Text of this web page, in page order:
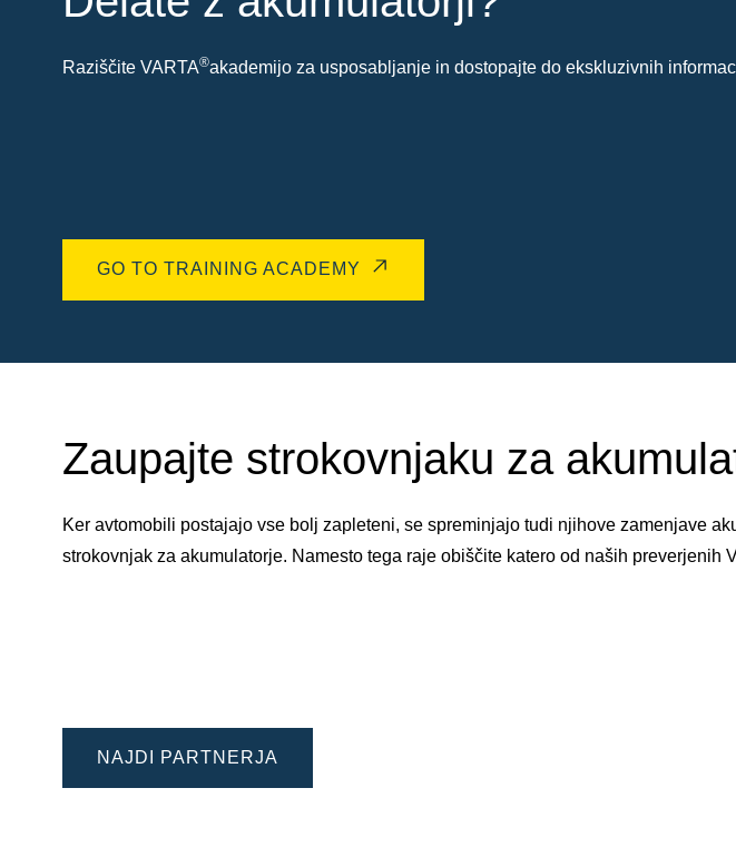
Raziščite VARTA®akademijo za usposabljanje in dostopajte do ekskluzivnih
GO TO TRAINING ACADEMY
Zaupajte strokovnjaku za
Ker avtomobili postajajo vse bolj zapleteni, se spreminjajo tudi njihove zamenjave
strokovnjak za akumulatorje. Namesto tega raje obiščite katero od naših preverjenih
NAJDI PARTNERJA